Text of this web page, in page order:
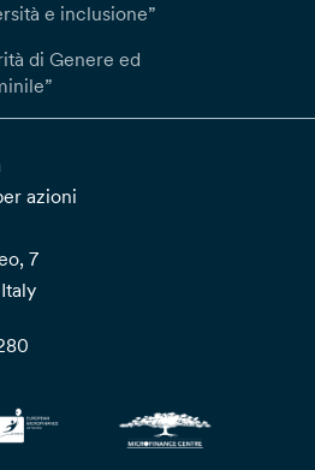
e inclusione”
di Genere ed
azioni
7